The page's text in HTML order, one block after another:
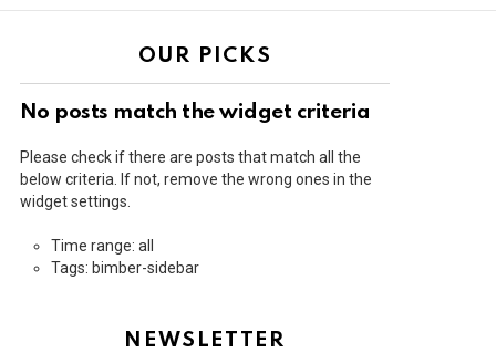
OUR PICKS
No posts match the widget criteria
Please check if there are posts that match all the
below criteria. If not, remove the wrong ones in the
widget settings.
Time range: all
Tags: bimber-sidebar
NEWSLETTER